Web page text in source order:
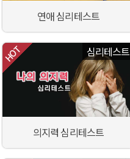
연애 심리테스트
심리테스트
의지력 심리테스트